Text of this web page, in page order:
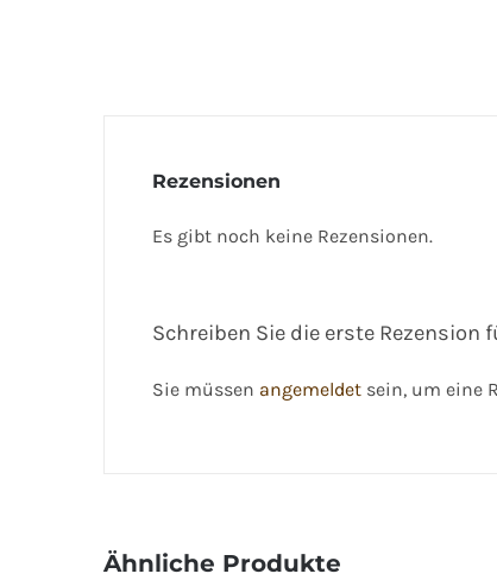
Rezensionen
Es gibt noch keine Rezensionen.
Schreiben Sie die erste Rezension
Sie müssen angemeldet sein, um eine
Ähnliche Produkte